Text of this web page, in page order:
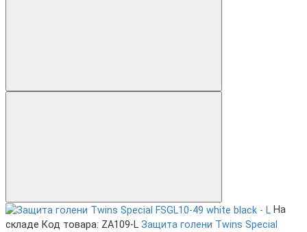
На
складе Код товара: ZA109-L Защита голени Twins Special